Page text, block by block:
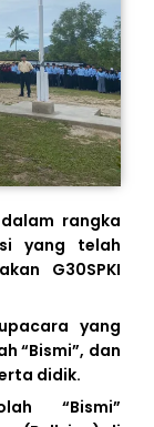
rangka
yang telah
G30SPKI
yang
“Bismi”, dan
didik.
“Bismi”